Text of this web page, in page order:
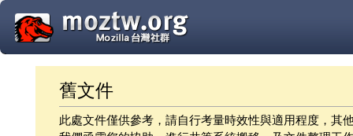
舊文件
此處文件僅供參考，請自行考量時效性與適用程度，其